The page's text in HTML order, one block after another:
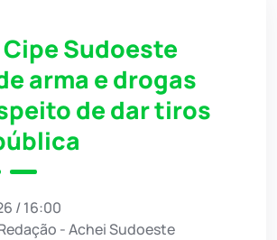
Sudoeste
arma e drogas
de dar tiros
/ 16:00
- Achei Sudoeste